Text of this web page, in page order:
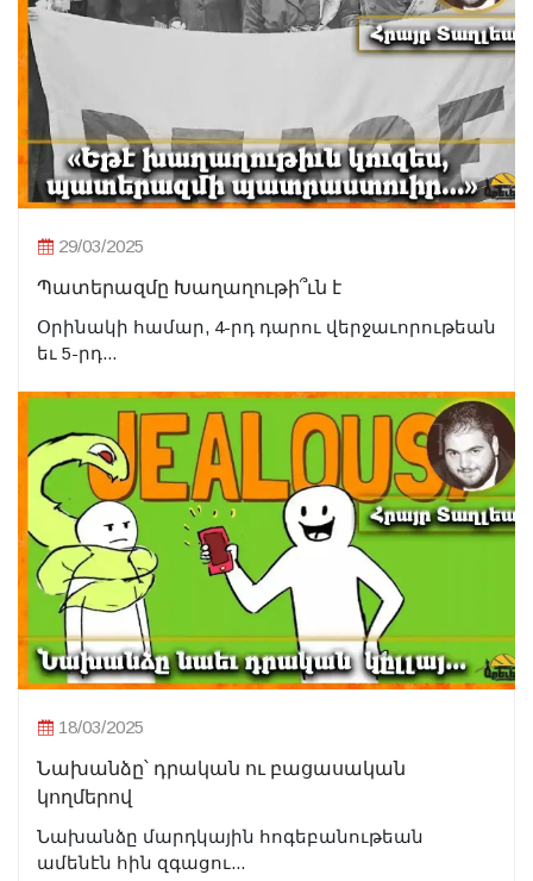
29/03/2025
Պատերազմը Խաղաղութի՞ւն է
Օրինակի համար, 4-րդ դարու վերջաւորութեան
եւ 5-րդ...
18/03/2025
Նախանձը՝ դրական ու բացասական
կողմերով
Նախանձը մարդկային հոգեբանութեան
ամենէն հին զգացու...